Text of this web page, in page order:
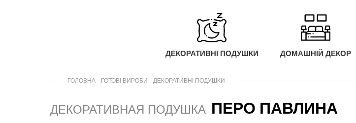
ДЕКОРАТИВНІ ПОДУШКИ ДОМАШНІЙ ДЕКОР
ГОЛОВНА - ГОТОВІ ВИРОБИ - ДЕКОРАТИВНІ ПОДУШКИ
ДЕКОРАТИВНАЯ ПОДУШКА ПЕРО ПАВЛИНА